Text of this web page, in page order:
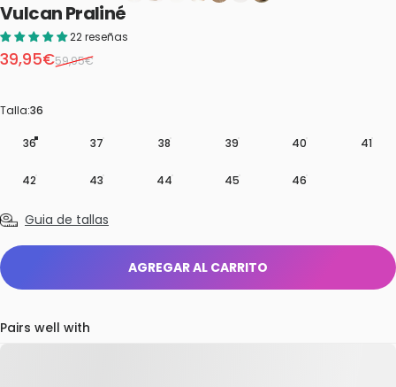
VulcanPraliné
22 reseñas
Precio de oferta
39,95€
Precio habitual
59,95€
Talla
Talla:36
36 37 38 39 40 41
42 43 44 45 46
Guia de tallas
AGREGAR AL CARRITO
Pairs well with